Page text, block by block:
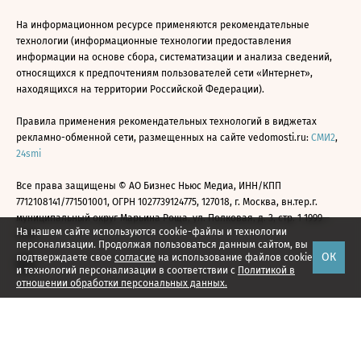
На нашем сайте используются cookie-файлы и технологии
персонализации. Продолжая пользоваться данным сайтом, вы
подтверждаете свое согласие на использование файлов cookie
и технологий персонализации в соответствии с Политикой в
отношении обработки персональных данных.
ОК
На информационном ресурсе применяются рекомендательные
технологии (информационные технологии предоставления
информации на основе сбора, систематизации и анализа сведений,
относящихся к предпочтениям пользователей сети «Интернет»,
находящихся на территории Российской Федерации).
Правила применения рекомендательных технологий в виджетах
рекламно-обменной сети, размещенных на сайте vedomosti.ru: СМИ2,
24smi
Все права защищены © АО Бизнес Ньюс Медиа, ИНН/КПП
7712108141/771501001, ОГРН 1027739124775, 127018, г. Москва, вн.тер.г.
муниципальный округ Марьина Роща, ул. Полковая, д. 3, стр. 1 1999—
2026